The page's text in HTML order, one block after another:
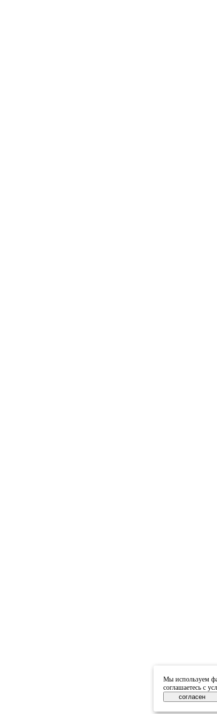
Мы используем
соглашаетесь с
согласен